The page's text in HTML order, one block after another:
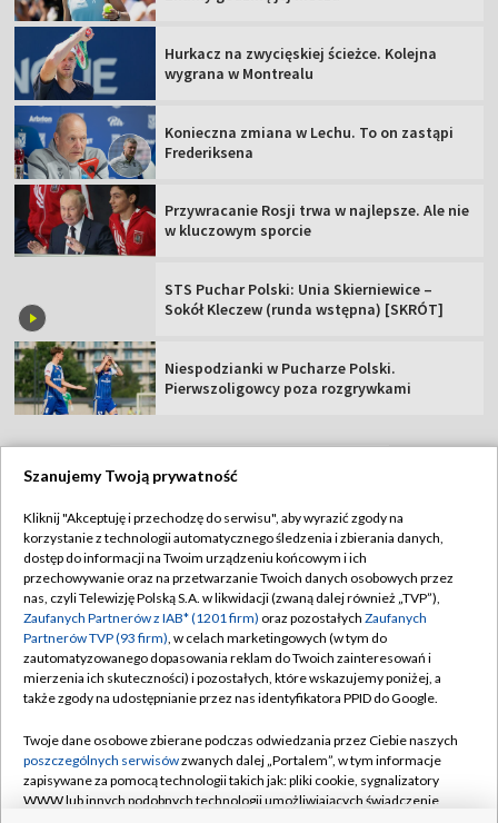
Hurkacz na zwycięskiej ścieżce. Kolejna
wygrana w Montrealu
Konieczna zmiana w Lechu. To on zastąpi
Frederiksena
Przywracanie Rosji trwa w najlepsze. Ale nie
w kluczowym sporcie
STS Puchar Polski: Unia Skierniewice –
Sokół Kleczew (runda wstępna) [SKRÓT]
Niespodzianki w Pucharze Polski.
Pierwszoligowcy poza rozgrywkami
Abonament TVP
Sklep TVP
Biuro Reklamy
Oferta Handlowa
Telegazeta ogłoszenia
Rada Programowa
Ogłoszenia przetargowe
Regulamin TVP
Polityka prywatności
Moje zgody
Biuro reklamy
Kontakt
Kanały
©2026 Telewizja Polska Spółka Akcyjna w likwidacji
Szanujemy Twoją prywatność
Kliknij "Akceptuję i przechodzę do serwisu", aby wyrazić zgody na
korzystanie z technologii automatycznego śledzenia i zbierania danych,
dostęp do informacji na Twoim urządzeniu końcowym i ich
przechowywanie oraz na przetwarzanie Twoich danych osobowych przez
nas, czyli Telewizję Polską S.A. w likwidacji (zwaną dalej również „TVP”),
Zaufanych Partnerów z IAB* (1201 firm) oraz pozostałych Zaufanych
Partnerów TVP (93 firm), w celach marketingowych (w tym do
zautomatyzowanego dopasowania reklam do Twoich zainteresowań i
mierzenia ich skuteczności) i pozostałych, które wskazujemy poniżej, a
także zgody na udostępnianie przez nas identyfikatora PPID do Google.
Twoje dane osobowe zbierane podczas odwiedzania przez Ciebie naszych
poszczególnych serwisówzwanych dalej „Portalem”, w tym informacje
zapisywane za pomocą technologii takich jak: pliki cookie, sygnalizatory
WWW lub innych podobnych technologii umożliwiających świadczenie